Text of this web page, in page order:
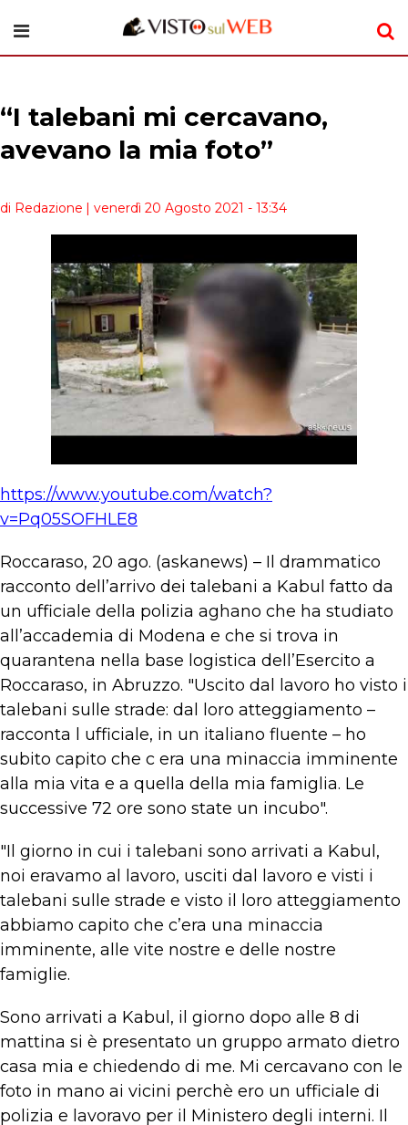
“I talebani mi cercavano,
avevano la mia foto”
di Redazione | venerdì 20 Agosto 2021 - 13:34
https://www.youtube.com/watch?
v=Pq05SOFHLE8
Roccaraso, 20 ago. (askanews) – Il drammatico
racconto dell’arrivo dei talebani a Kabul fatto da
un ufficiale della polizia aghano che ha studiato
all’accademia di Modena e che si trova in
quarantena nella base logistica dell’Esercito a
Roccaraso, in Abruzzo. "Uscito dal lavoro ho visto i
talebani sulle strade: dal loro atteggiamento –
racconta l ufficiale, in un italiano fluente – ho
subito capito che c era una minaccia imminente
alla mia vita e a quella della mia famiglia. Le
successive 72 ore sono state un incubo".
"Il giorno in cui i talebani sono arrivati a Kabul,
noi eravamo al lavoro, usciti dal lavoro e visti i
talebani sulle strade e visto il loro atteggiamento
abbiamo capito che c’era una minaccia
imminente, alle vite nostre e delle nostre
famiglie.
Sono arrivati a Kabul, il giorno dopo alle 8 di
mattina si è presentato un gruppo armato dietro
casa mia e chiedendo di me. Mi cercavano con le
foto in mano ai vicini perchè ero un ufficiale di
polizia e lavoravo per il Ministero degli interni. Il